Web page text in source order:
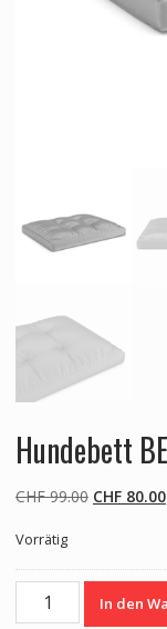
Hundebett
CHF99.00
CHF 99.00
CHF80.00
Vorrätig
Hundebett
BECKY
In den